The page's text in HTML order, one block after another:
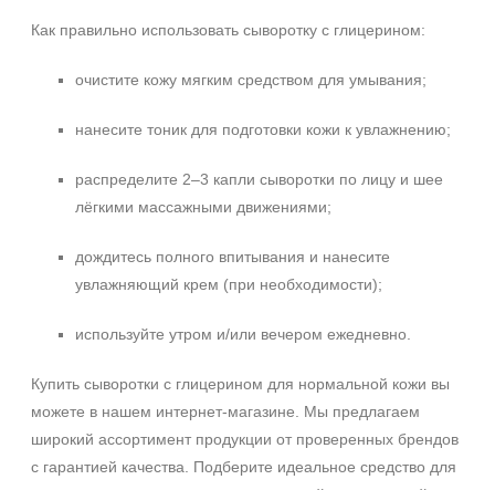
Как правильно использовать сыворотку с глицерином:
очистите кожу мягким средством для умывания;
нанесите тоник для подготовки кожи к увлажнению;
распределите 2–3 капли сыворотки по лицу и шее
лёгкими массажными движениями;
дождитесь полного впитывания и нанесите
увлажняющий крем (при необходимости);
используйте утром и/или вечером ежедневно.
Купить сыворотки с глицерином для нормальной кожи вы
можете в нашем интернет-магазине. Мы предлагаем
широкий ассортимент продукции от проверенных брендов
с гарантией качества. Подберите идеальное средство для